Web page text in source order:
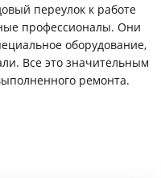
переулок к работе
профессионалы. Они
оборудование,
Все это значительным
ремонта.